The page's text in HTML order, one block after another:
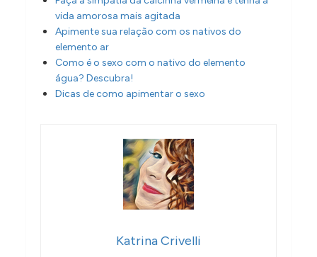
vida amorosa mais agitada
Apimente sua relação com os nativos do
elemento ar
Como é o sexo com o nativo do elemento
água? Descubra!
Dicas de como apimentar o sexo
Katrina Crivelli